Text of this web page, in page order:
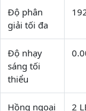
Độ phân
giải tối đa
Độ nhạy
sáng tối
thiểu
Hồng ngoại
2